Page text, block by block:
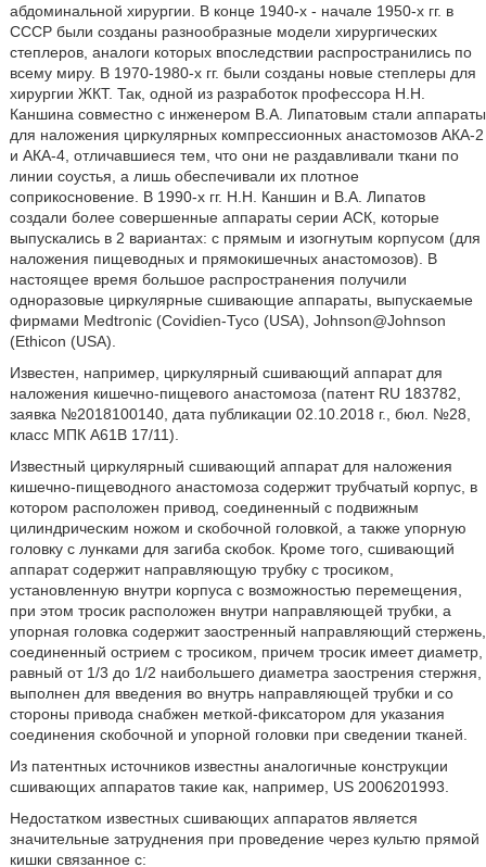
абдоминальной хирургии. В конце 1940-х - начале 1950-х гг. в
СССР были созданы разнообразные модели хирургических
степлеров, аналоги которых впоследствии распространились по
всему миру. В 1970-1980-х гг. были созданы новые степлеры для
хирургии ЖКТ. Так, одной из разработок профессора Н.Н.
Каншина совместно с инженером В.А. Липатовым стали аппараты
для наложения циркулярных компрессионных анастомозов АКА-2
и АКА-4, отличавшиеся тем, что они не раздавливали ткани по
линии соустья, а лишь обеспечивали их плотное
соприкосновение. В 1990-х гг. Н.Н. Каншин и В.А. Липатов
создали более совершенные аппараты серии АСК, которые
выпускались в 2 вариантах: с прямым и изогнутым корпусом (для
наложения пищеводных и прямокишечных анастомозов). В
настоящее время большое распространения получили
одноразовые циркулярные сшивающие аппараты, выпускаемые
фирмами Medtronic (Covidien-Tyco (USA), Johnson@Johnson
(Ethicon (USA).
Известен, например, циркулярный сшивающий аппарат для
наложения кишечно-пищевого анастомоза (патент RU 183782,
заявка №2018100140, дата публикации 02.10.2018 г., бюл. №28,
класс МПК А61В 17/11).
Известный циркулярный сшивающий аппарат для наложения
кишечно-пищеводного анастомоза содержит трубчатый корпус, в
котором расположен привод, соединенный с подвижным
цилиндрическим ножом и скобочной головкой, а также упорную
головку с лунками для загиба скобок. Кроме того, сшивающий
аппарат содержит направляющую трубку с тросиком,
установленную внутри корпуса с возможностью перемещения,
при этом тросик расположен внутри направляющей трубки, а
упорная головка содержит заостренный направляющий стержень,
соединенный острием с тросиком, причем тросик имеет диаметр,
равный от 1/3 до 1/2 наибольшего диаметра заострения стержня,
выполнен для введения во внутрь направляющей трубки и со
стороны привода снабжен меткой-фиксатором для указания
соединения скобочной и упорной головки при сведении тканей.
Из патентных источников известны аналогичные конструкции
сшивающих аппаратов такие как, например, US 2006201993.
Недостатком известных сшивающих аппаратов является
значительные затруднения при проведение через культю прямой
кишки связанное с: